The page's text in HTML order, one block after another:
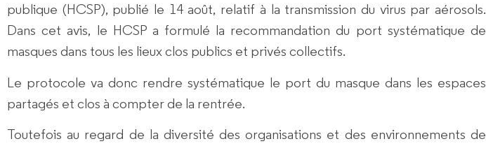
publique (HCSP), publié le 14 août, relatif à la transmission du virus par aérosols.
Dans cet avis, le HCSP a formulé la recommandation du port systématique de
masques dans tous les lieux clos publics et privés collectifs.
Le protocole va donc rendre systématique le port du masque dans les espaces
partagés et clos à compter de la rentrée.
Toutefois au regard de la diversité des organisations et des environnements de